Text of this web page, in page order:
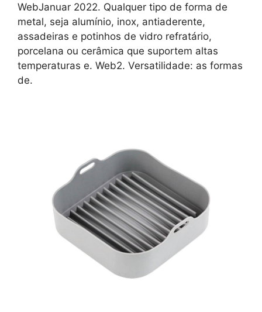
WebJanuar 2022. Qualquer tipo de forma de
metal, seja alumínio, inox, antiaderente,
assadeiras e potinhos de vidro refratário,
porcelana ou cerâmica que suportem altas
temperaturas e. Web2. Versatilidade: as formas
de.